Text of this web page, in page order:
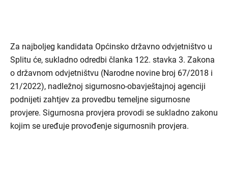
Za najboljeg kandidata Općinsko državno odvjetništvo u
Splitu će, sukladno odredbi članka 122. stavka 3. Zakona
o državnom odvjetništvu (Narodne novine broj 67/2018 i
21/2022), nadležnoj sigurnosno-obavještajnoj agenciji
podnijeti zahtjev za provedbu temeljne sigurnosne
provjere. Sigurnosna provjera provodi se sukladno zakonu
kojim se uređuje provođenje sigurnosnih provjera.